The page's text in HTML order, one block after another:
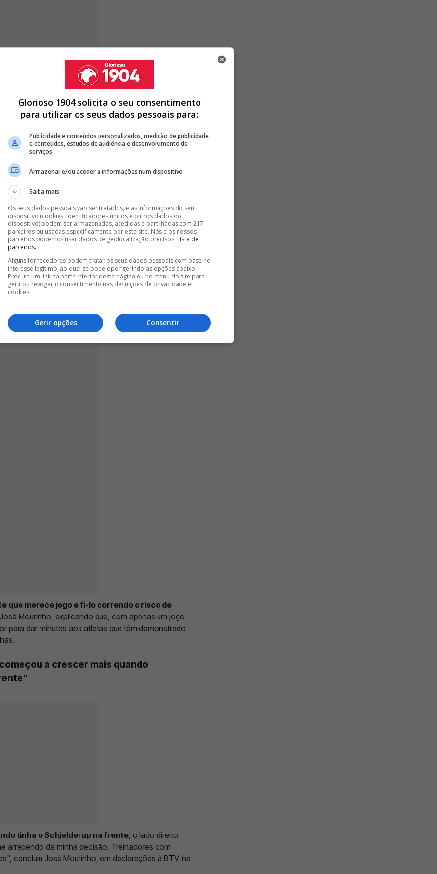
no sentido de: há gente que
o risco de perder algumas
SAIU 'BASTANTE CARO' AO BENFICA
ADEPTO DO BENFICA: "FAZ A DIFERENÇA"
COMENTA CASTIGO DE PRESTIANNI: "ESTOU
< >
ser um treinador que não olha às situações
que jogando um jogo por semana, com pouca
banco faziam bem", começou por dizer José
que merece jogo e fi-lo correndo o risco de
Mourinho, explicando que, com apenas um jogo
para dar minutos aos atletas que têm demonstrado
a crescer mais quando
tinha o Schjelderup na frente , o lado direito
arrependo da minha decisão. Treinadores com
concluiu José Mourinho, em declarações à BTV, na
Glorioso 1904 solicita o seu consentimento
para utilizar os seus dados pessoais para:
Publicidade e conteúdos personalizados, medição de publicidade
e conteúdos, estudos de audiência e desenvolvimento de
serviços
Armazenar e/ou aceder a informações num dispositivo
Saiba mais
Os seus dados pessoais vão ser tratados, e as informações do seu
dispositivo (cookies, identificadores únicos e outros dados do
dispositivo) podem ser armazenadas, acedidas e partilhadas com 217
parceiros ou usadas especificamente por este site. Nós e os nossos
parceiros podemos usar dados de geolocalização precisos. Lista de
parceiros.
Alguns fornecedores podem tratar os seus dados pessoais com base no
interesse legítimo, ao qual se pode opor gerindo as opções abaixo.
Procure um link na parte inferior desta página ou no menu do site para
gerir ou revogar o consentimento nas definições de privacidade e
cookies.
Consentir
Gerir opções